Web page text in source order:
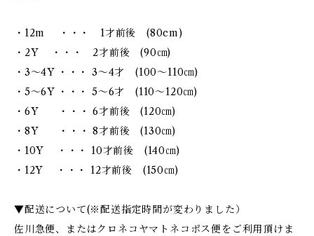
・12m ・・・ 1才前後 (80cm)
・2Y ・・・ 2才前後 (90㎝)
・3～4Y ・・・ 3～4才 (100～110㎝)
・5～6Y ・・・ 5～6才 (110～120㎝)
・6Y ・・・ 6才前後 (120㎝)
・8Y ・・・ 8才前後 (130㎝)
・10Y ・・・ 10才前後 (140㎝)
・12Y ・・・ 12才前後 (150㎝)
▼配送について(※配送指定時間が変わりました）
佐川急便、またはクロネコヤマトネコポス便をご利用頂けま